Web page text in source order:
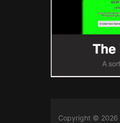
Copyright © 2026